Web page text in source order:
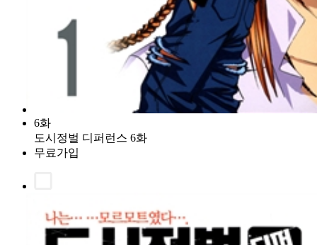
6화
도시정벌 디퍼런스 6화
무료가입